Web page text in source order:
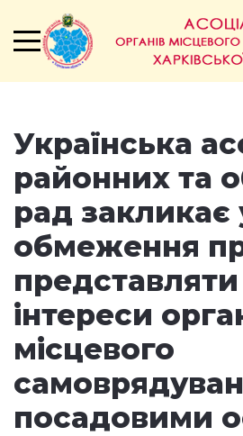
Українська
районних та
рад закликає
обмеження
інтереси
місцевого
посадовими